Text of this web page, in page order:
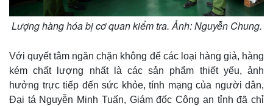
Kinh tế
Khởi nghiệp
Thị trường
Tiêu dùng
Tỷ giá
Chứng khoán
Giá cà phê
Lượng hàng hóa bị cơ quan kiểm tra. Ảnh: Nguyễn Chung.
Với quyết tâm ngăn chặn không để các loại hàng giả, hàng
kém chất lượng nhất là các sản phẩm thiết yếu, ảnh
hưởng trực tiếp đến sức khỏe, tính mạng của người dân,
Đại tá Nguyễn Minh Tuấn, Giám đốc Công an tỉnh đã chỉ